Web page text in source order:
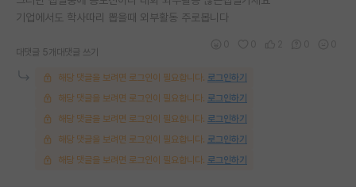
기업에서도 학사따리 뽑을때 외부활동 주로봅니다
대댓글 5개 대댓글 쓰기
해당 댓글을 보려면 로그인이 필요합니다. 로그인하기
해당 댓글을 보려면 로그인이 필요합니다. 로그인하기
해당 댓글을 보려면 로그인이 필요합니다. 로그인하기
해당 댓글을 보려면 로그인이 필요합니다. 로그인하기
해당 댓글을 보려면 로그인이 필요합니다. 로그인하기